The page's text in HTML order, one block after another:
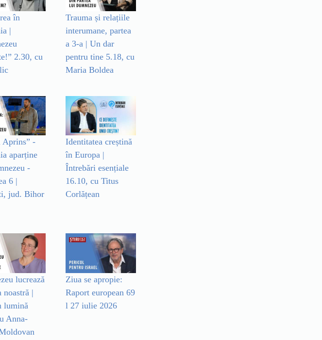
în
|
2.30, cu
Trauma și relațiile
interumane, partea
a 3-a | Un dar
pentru tine 5.18, cu
Maria Boldea
Aprins” -
aparține
-
6 |
jud. Bihor
Identitatea creștină
în Europa |
Întrebări esențiale
16.10, cu Titus
Corlățean
lucrează
noastră |
lumină
Anna-
Ziua se apropie:
Raport european 69
l 27 iulie 2026